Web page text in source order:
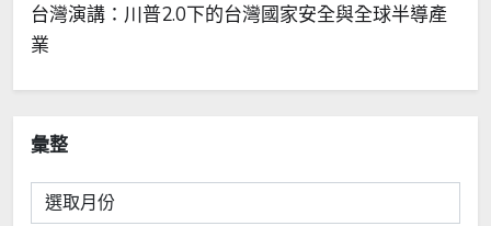
台灣演講：川普2.0下的台灣國家安全與全球半導產
業
彙整
彙